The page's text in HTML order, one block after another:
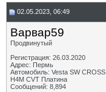
02.05.2023, 06:49
Варвар59
Продвинутый
Регистрация: 26.03.2020
Адрес: Пермь
Автомобиль: Vesta SW CROSS
H4M CVT Платина
Сообщений: 8,894